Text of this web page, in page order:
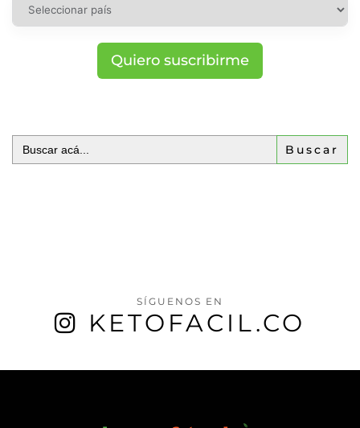
Quiero suscribirme
Buscar:
SÍGUENOS EN
KETOFACIL.CO